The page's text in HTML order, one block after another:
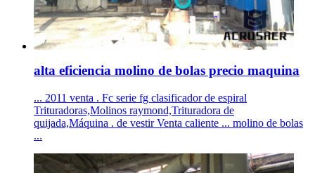
alta eficiencia molino de bolas precio maquina
... 2011 venta . Fc serie fg clasificador de espiral
Trituradoras,Molinos raymond,Trituradora de
quijada,Máquina . de vestir Venta caliente ... molino de bolas
...